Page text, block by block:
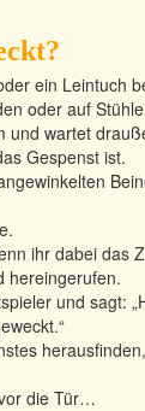
ein Leintuch
oder auf
und wartet
Gespenst ist.
ihr dabei das
hereingerufen.
und sagt:
die Tür…